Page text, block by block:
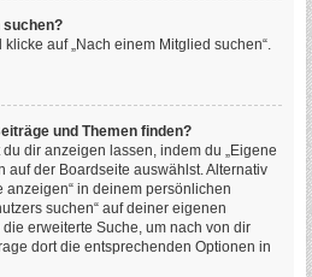
suchen?
auf „Nach einem Mitglied suchen“.
und Themen finden?
dir anzeigen lassen, indem du „Eigene
auf der Boardseite auswählst. Alternativ
anzeigen“ in deinem persönlichen
suchen“ auf deiner eigenen
erweiterte Suche, um nach von dir
dort die entsprechenden Optionen in